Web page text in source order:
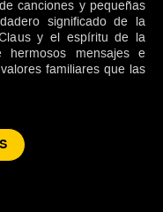
canciones y pequeñas
significado de la
y el espíritu de la
mensajes e
familiares que las